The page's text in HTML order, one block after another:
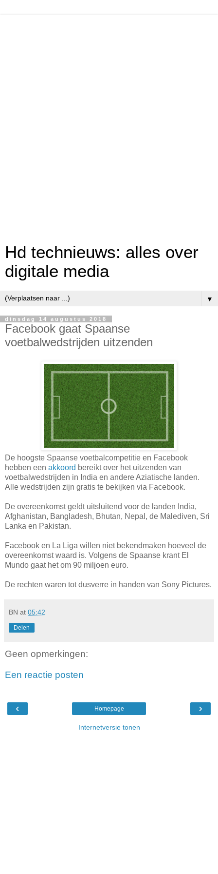
Hd technieuws: alles over
digitale media
▼
dinsdag 14 augustus 2018
Facebook gaat Spaanse
voetbalwedstrijden uitzenden
De hoogste Spaanse voetbalcompetitie en Facebook
hebben een akkoord bereikt over het uitzenden van
voetbalwedstrijden in India en andere Aziatische landen.
Alle wedstrijden zijn gratis te bekijken via Facebook.
De overeenkomst geldt uitsluitend voor de landen India,
Afghanistan, Bangladesh, Bhutan, Nepal, de Malediven, Sri
Lanka en Pakistan.
Facebook en La Liga willen niet bekendmaken hoeveel de
overeenkomst waard is. Volgens de Spaanse krant El
Mundo gaat het om 90 miljoen euro.
De rechten waren tot dusverre in handen van Sony Pictures.
BN at 05:42
Delen
Geen opmerkingen:
Een reactie posten
‹ ›
Homepage
Internetversie tonen